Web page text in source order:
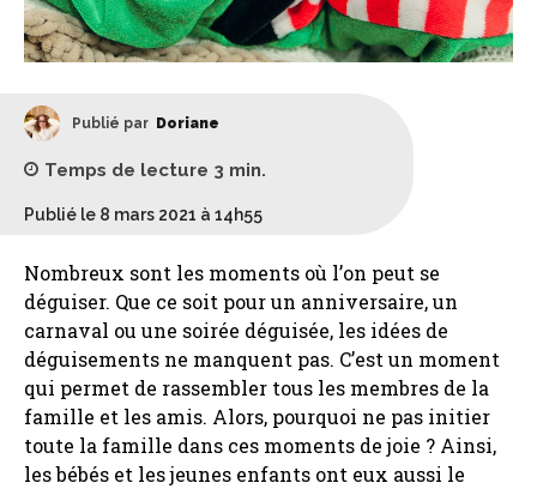
Publié par Doriane
Temps de lecture 3 min.
Publié le 8 mars 2021 à 14h55
Nombreux sont les moments où l’on peut se
déguiser. Que ce soit pour un anniversaire, un
carnaval ou une soirée déguisée, les idées de
déguisements ne manquent pas. C’est un moment
qui permet de rassembler tous les membres de la
famille et les amis. Alors, pourquoi ne pas initier
toute la famille dans ces moments de joie ? Ainsi,
les bébés et les jeunes enfants ont eux aussi le